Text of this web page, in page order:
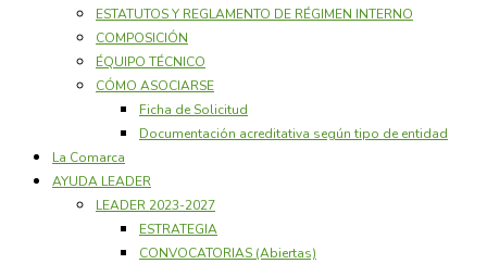
ESTATUTOS Y REGLAMENTO DE RÉGIMEN INTERNO
COMPOSICIÓN
ÉQUIPO TÉCNICO
CÓMO ASOCIARSE
Ficha de Solicitud
Documentación acreditativa según tipo de entidad
La Comarca
AYUDA LEADER
LEADER 2023-2027
ESTRATEGIA
CONVOCATORIAS (Abiertas)